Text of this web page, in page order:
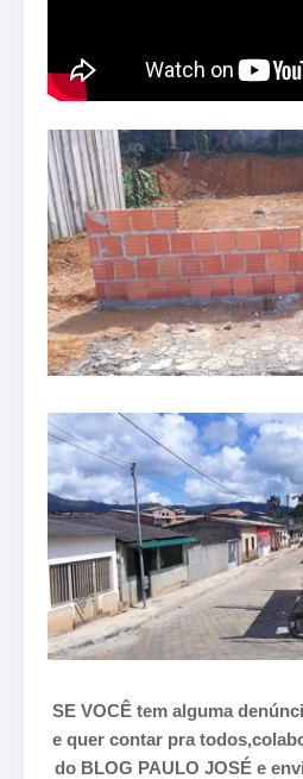
SE VOCÊ tem alguma
e quer contar pra
do BLOG PAULO JOSÉ e